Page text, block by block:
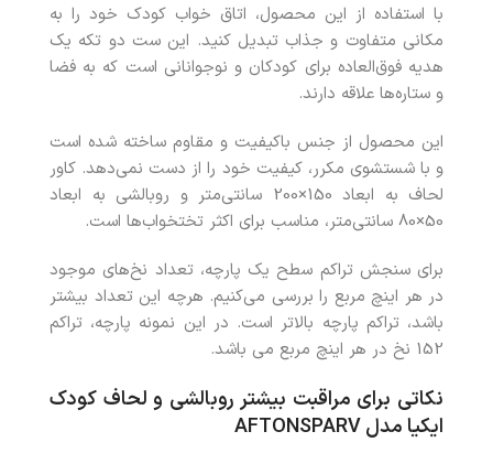
با استفاده از این محصول، اتاق خواب کودک خود را به
مکانی متفاوت و جذاب تبدیل کنید. این ست دو تکه یک
هدیه فوق‌العاده برای کودکان و نوجوانانی است که به فضا
و ستاره‌ها علاقه دارند.
این محصول از جنس باکیفیت و مقاوم ساخته شده است
و با شستشوی مکرر، کیفیت خود را از دست نمی‌دهد. کاور
لحاف به ابعاد 150×200 سانتی‌متر و روبالشی به ابعاد
50×80 سانتی‌متر، مناسب برای اکثر تختخواب‌ها است.
برای سنجش تراکم سطح یک پارچه، تعداد نخ‌های موجود
در هر اینچ مربع را بررسی می‌کنیم. هرچه این تعداد بیشتر
باشد، تراکم پارچه بالاتر است. در این نمونه پارچه، تراکم
152 نخ در هر اینچ مربع می باشد.
نکاتی برای مراقبت بیشتر روبالشی و لحاف کودک
ایکیا مدل AFTONSPARV